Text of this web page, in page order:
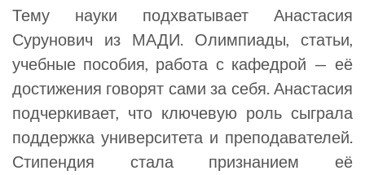
Тему науки подхватывает Анастасия
Сурунович из МАДИ. Олимпиады, статьи,
учебные пособия, работа с кафедрой — её
достижения говорят сами за себя. Анастасия
подчеркивает, что ключевую роль сыграла
поддержка университета и преподавателей.
Стипендия стала признанием её